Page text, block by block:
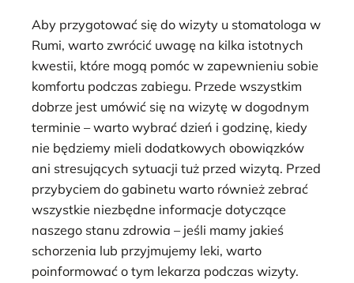
Aby przygotować się do wizyty u stomatologa w
Rumi, warto zwrócić uwagę na kilka istotnych
kwestii, które mogą pomóc w zapewnieniu sobie
komfortu podczas zabiegu. Przede wszystkim
dobrze jest umówić się na wizytę w dogodnym
terminie – warto wybrać dzień i godzinę, kiedy
nie będziemy mieli dodatkowych obowiązków
ani stresujących sytuacji tuż przed wizytą. Przed
przybyciem do gabinetu warto również zebrać
wszystkie niezbędne informacje dotyczące
naszego stanu zdrowia – jeśli mamy jakieś
schorzenia lub przyjmujemy leki, warto
poinformować o tym lekarza podczas wizyty.